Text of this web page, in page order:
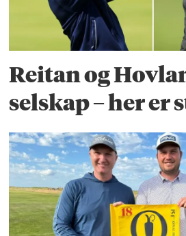
Reitan og
selskap – her er